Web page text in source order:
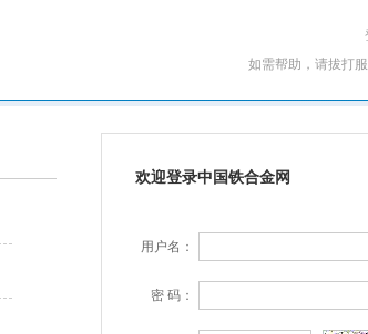
如需帮助，请拔打服
欢迎登录中国铁合金网
用户名：
密 码：